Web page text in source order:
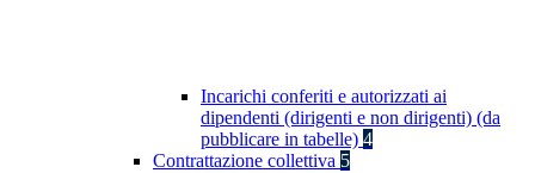
Incarichi conferiti e autorizzati ai
dipendenti (dirigenti e non dirigenti) (da
pubblicare in tabelle) 4
Contrattazione collettiva 5